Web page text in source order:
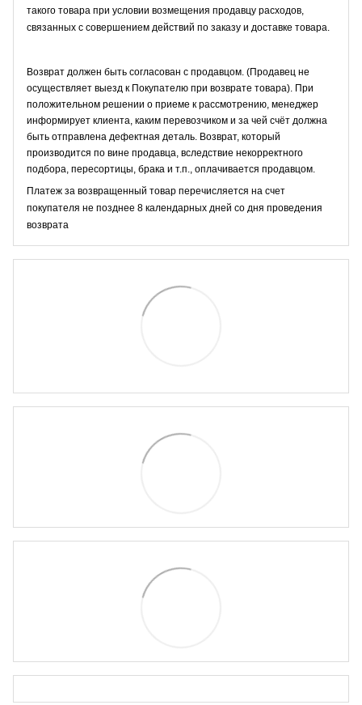
такого товара при условии возмещения продавцу расходов,
связанных с совершением действий по заказу и доставке товара.
Возврат должен быть согласован с продавцом. (Продавец не
осуществляет выезд к Покупателю при возврате товара). При
положительном решении о приеме к рассмотрению, менеджер
информирует клиента, каким перевозчиком и за чей счёт должна
быть отправлена дефектная деталь. Возврат, который
производится по вине продавца, вследствие некорректного
подбора, пересортицы, брака и т.п., оплачивается продавцом.
Платеж за возвращенный товар перечисляется на счет
покупателя не позднее 8 календарных дней со дня проведения
возврата